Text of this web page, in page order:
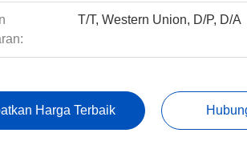
T/T, Western Union, D/P, D/A
Harga Terbaik